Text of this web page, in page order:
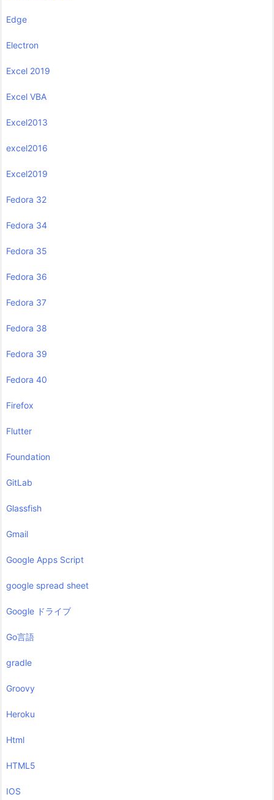
Edge
Electron
Excel 2019
Excel VBA
Excel2013
excel2016
Excel2019
Fedora 32
Fedora 34
Fedora 35
Fedora 36
Fedora 37
Fedora 38
Fedora 39
Fedora 40
Firefox
Flutter
Foundation
GitLab
Glassfish
Gmail
Google Apps Script
google spread sheet
Google ドライブ
Go言語
gradle
Groovy
Heroku
Html
HTML5
IOS